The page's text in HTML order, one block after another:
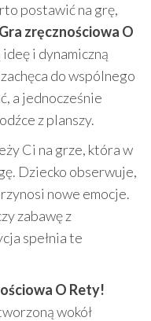
postawić na grę,
zręcznościowa O
i dynamiczną
do wspólnego
a jednocześnie
z planszy.
Ci na grze, która w
Dziecko obserwuje,
nowe emocje.
zabawę z
spełnia te
O Rety!
wokół